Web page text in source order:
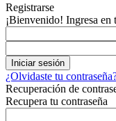
Registrarse
¡Bienvenido! Ingresa en
¿Olvidaste tu
Recuperación de
Recupera tu contraseña